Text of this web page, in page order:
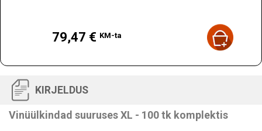
79,47 € KM-ta
KIRJELDUS
Vinüülkindad suuruses XL - 100 tk komplektis